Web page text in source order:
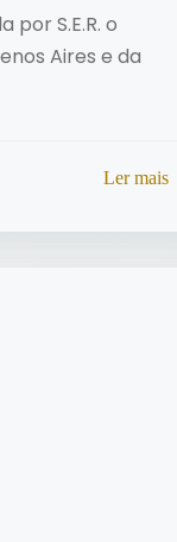
por S.E.R. o
Aires e da
Ler mais